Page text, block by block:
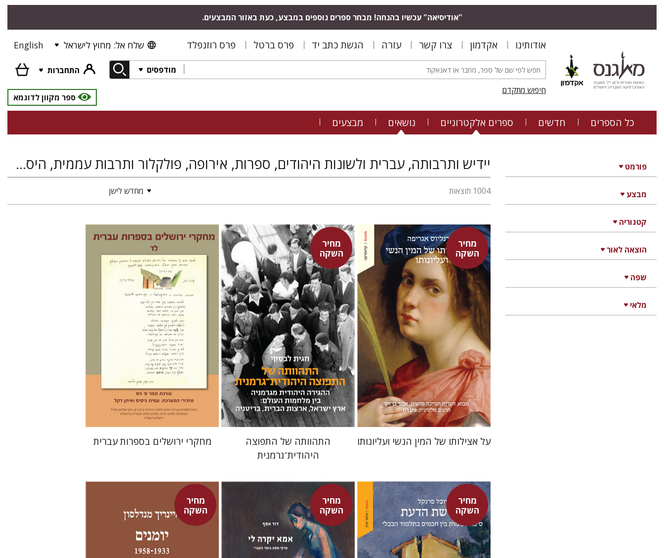
"אודיסיאה" עכשיו בהנחה! מבחר ספרים נוספים במבצע, כעת באזור המבצעים.
אודותינו אקדמון צרו קשר עזרה הגשת כתב יד פרס ברטל פרס רוזנפלד שלח אל: מחוץ לישראל English
מודפסים
התחברות
חיפוש מתקדם
ספר מקוון לדוגמא
כל הספרים חדשים ספרים אלקטרוניים נושאים מבצעים
פורמט
מבצע
קטגוריה
הוצאה לאור
שפה
מלאי
יידיש ותרבותה, עברית ולשונות היהודים, ספרות, אירופה, פולקלור ותרבות עממית, היסטוריה של ארץ ישראל ומדינת ישראל
1004 תוצאות מחדש לישן
מחיר
השקה
היינריך קורנליוס אגריפה
אבנר בן-זקן
נתן רון
מחיר השקה
$31
$22
על אצילותו של המין הנשי ועליונותו
מחיר
השקה
חגית לבסקי
מאירה טורצקי
מחיר השקה
$34
$24
התהוותה של התפוצה
היהודית־גרמנית
תמר ס' הס
הנחת אתר ספר מודפס
$33
$30
מחקרי ירושלים בספרות עברית
מחיר
השקהיובל פרנקל
מחיר
השקהדוד אסף
מחיר
השקההיינריך מנדלסון
יוסי הלר
מישלין ביבי